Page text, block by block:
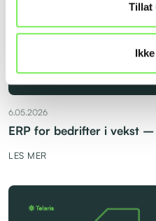
Tillat
6.05.2026
ERP for bedrifter i vekst
LES MER